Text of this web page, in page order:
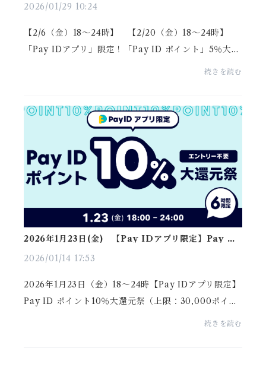
2026/01/29 10:24
【2/6（金）18〜24時】 【2/20（金）18〜24時】
「Pay IDアプリ」限定！「Pay ID ポイント」5％大還
元祭（上限：1決済あたり30,000ポイント）▼ポイン
続きを読む
2026年1月23日(金) 【Pay IDアプリ限定】Pay ID
2026/01/14 17:53
2026年1月23日（金）18〜24時【Pay IDアプリ限定】
Pay ID ポイント10％大還元祭（上限：30,000ポイン
続きを読む